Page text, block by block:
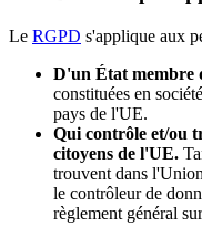
Le RGPD s'applique aux
D'un État membre
constituées en
pays de l'UE.
Qui contrôle et/ou
citoyens de l'UE.
trouvent dans
le contrôleur de
règlement général